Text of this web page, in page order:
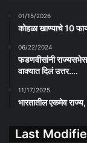
01/15/2026
कोहळा खाण्याचे 10
06/22/2024
फडणवीसांनी
वाक्यात दिलं उत्तर….
11/17/2025
भारतातील एकमेव
Last